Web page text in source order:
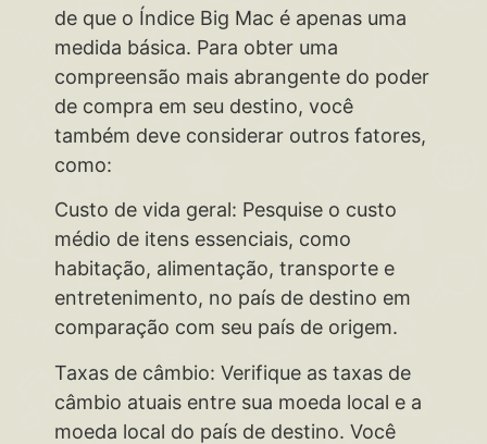
de que o Índice Big Mac é apenas uma
medida básica. Para obter uma
compreensão mais abrangente do poder
de compra em seu destino, você
também deve considerar outros fatores,
como:
Custo de vida geral: Pesquise o custo
médio de itens essenciais, como
habitação, alimentação, transporte e
entretenimento, no país de destino em
comparação com seu país de origem.
Taxas de câmbio: Verifique as taxas de
câmbio atuais entre sua moeda local e a
moeda local do país de destino. Você